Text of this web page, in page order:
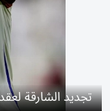
تجديد الشارقة